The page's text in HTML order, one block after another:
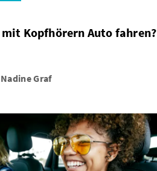
Kopfhörern Auto fahren?
Nadine Graf